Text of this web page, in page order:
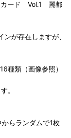
カード Vol.1 麗都
が存在しますが、
種類（画像参照）
。
らランダムで1枚